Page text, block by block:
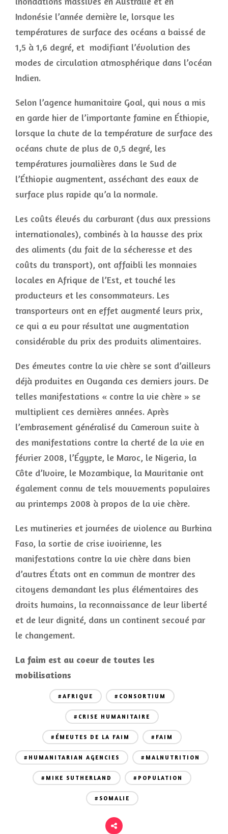
Indonésie l’année dernière le, lorsque les
températures de surface des océans a baissé de
1,5 à 1,6 degré, et modifiant l’évolution des
modes de circulation atmosphérique dans l’océan
Indien.
Selon l’agence humanitaire Goal, qui nous a mis
en garde hier de l’importante famine en Éthiopie,
lorsque la chute de la température de surface des
océans chute de plus de 0,5 degré, les
températures journalières dans le Sud de
l’Éthiopie augmentent, asséchant des eaux de
surface plus rapide qu’a la normale.
Les coûts élevés du carburant (dus aux pressions
internationales), combinés à la hausse des prix
des aliments (du fait de la sécheresse et des
coûts du transport), ont affaibli les monnaies
locales en Afrique de l’Est, et touché les
producteurs et les consommateurs. Les
transporteurs ont en effet augmenté leurs prix,
ce qui a eu pour résultat une augmentation
considérable du prix des produits alimentaires.
Des émeutes contre la vie chère se sont d’ailleurs
déjà produites en Ouganda ces derniers jours. De
telles manifestations « contre la vie chère » se
multiplient ces dernières années. Après
l’embrasement généralisé du Cameroun suite à
des manifestations contre la cherté de la vie en
février 2008, l’Égypte, le Maroc, le Nigeria, la
Côte d’Ivoire, le Mozambique, la Mauritanie ont
également connu de tels mouvements populaires
au printemps 2008 à propos de la vie chère.
Les mutineries et journées de violence au Burkina
Faso, la sortie de crise ivoirienne, les
manifestations contre la vie chère dans bien
d’autres États ont en commun de montrer des
citoyens demandant les plus élémentaires des
droits humains, la reconnaissance de leur liberté
et de leur dignité, dans un continent secoué par
le changement.
La faim est au coeur de toutes les
mobilisations
#AFRIQUE #CONSORTIUM
#CRISE HUMANITAIRE
#ÉMEUTES DE LA FAIM #FAIM
#HUMANITARIAN AGENCIES #MALNUTRITION
#MIKE SUTHERLAND #POPULATION
#SOMALIE